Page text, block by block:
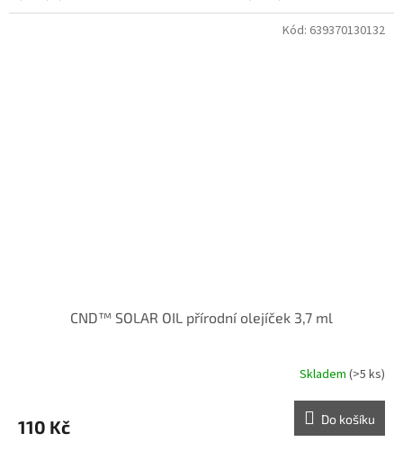
CND™ SOLAR OIL přírodní olejíček 3,7 ml
Skladem (>5 ks)
110 Kč Do košíku
Kód: 639370130132